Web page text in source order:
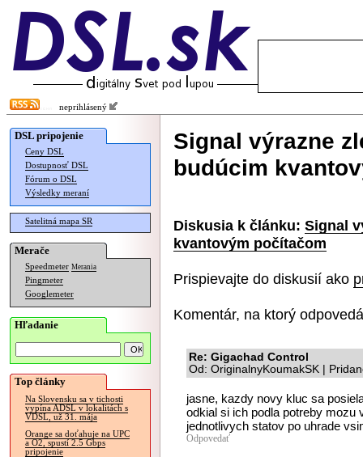
neprihlásený
DSL pripojenie
Ceny DSL
Dostupnosť DSL
Fórum o DSL
Výsledky meraní
Satelitná mapa SR
Merače
Speedmeter Merania
Pingmeter
Googlemeter
Hľadanie
Top články
Na Slovensku sa v tichosti
vypína ADSL v lokalitách s
VDSL, už 31. mája
Orange sa doťahuje na UPC
a O2, spustí 2.5 Gbps
pripojenie
Signal výrazne
budúcim
Diskusia k článku: Signal
kvantovým počítačom
Prispievajte do diskusií ako
Komentár, na ktorý
Re: Gigachad Control
Od: OriginalnyKoumakSK |
jasne, kazdy novy kluc sa
odkial si ich podla potreby
jednotlivych statov po uhrade
Odpovedať